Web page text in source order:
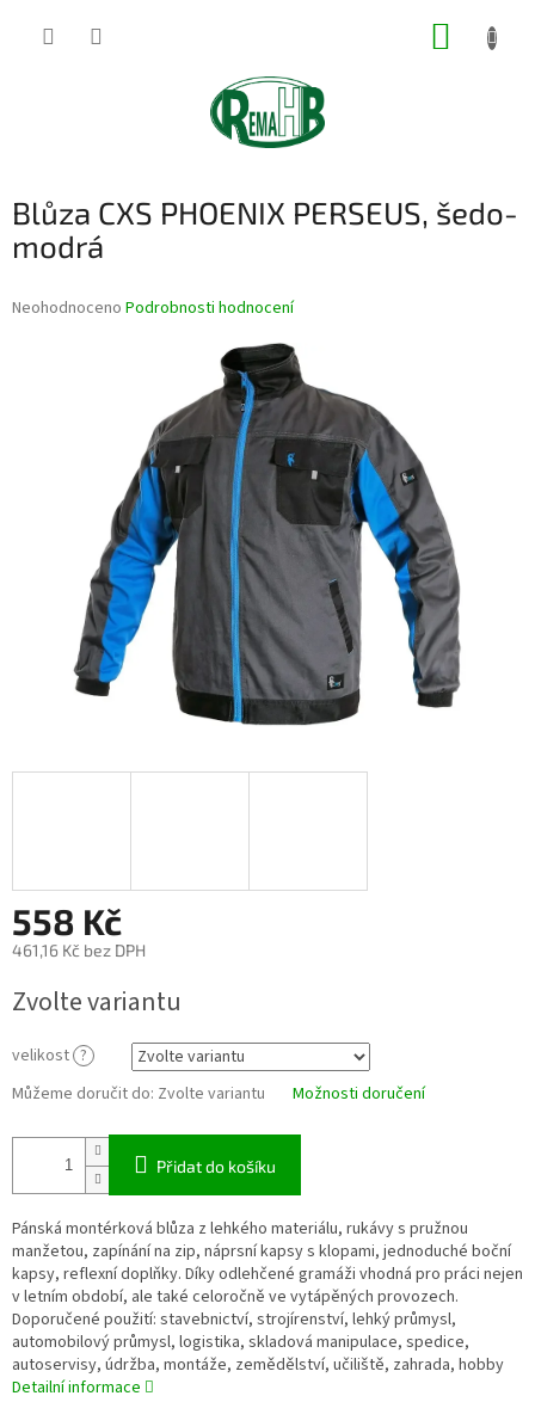
Blůza CXS PHOENIX PERSEUS, šedo-
modrá
Průměrné
Neohodnoceno Podrobnosti hodnocení
558 Kč
461,16 Kč bez DPH
cena:
Zvolte variantu
velikost ?
Můžeme doručit do: Zvolte variantu Možnosti doručení
Přidat do košíku
Pánská montérková blůza z lehkého materiálu, rukávy s pružnou
manžetou, zapínání na zip, náprsní kapsy s klopami, jednoduché boční
kapsy, reflexní doplňky. Díky odlehčené gramáži vhodná pro práci nejen
v letním období, ale také celoročně ve vytápěných provozech.
Doporučené použití: stavebnictví, strojírenství, lehký průmysl,
automobilový průmysl, logistika, skladová manipulace, spedice,
autoservisy, údržba, montáže, zemědělství, učiliště, zahrada, hobby
Detailní informace